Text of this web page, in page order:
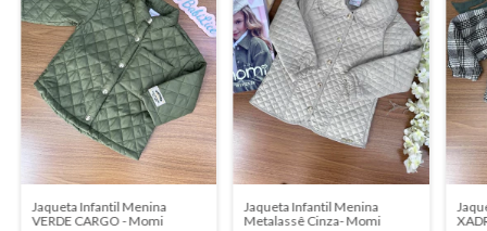
Jaqueta Infantil Menina
VERDE CARGO - Momi
Jaqueta Infantil Menina
Metalassê Cinza- Momi